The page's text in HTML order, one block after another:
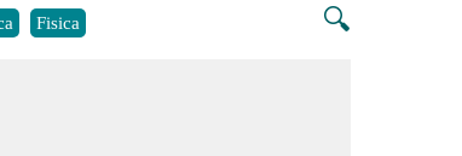
🔍
Fisica